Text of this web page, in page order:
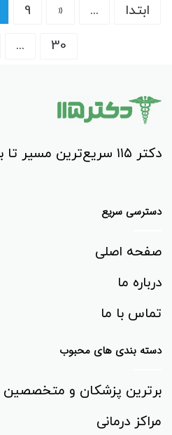
ابتدا ...
«
9
30
...
دکتر ۱۱۵ سریع‌ترین مسیر تا بهترین پزشکان.
دسترسی سریع
صفحه اصلی
درباره ما
تماس با ما
دسته بندی های محبوب
برترین پزشکان و متخصصین
مراکز درمانی